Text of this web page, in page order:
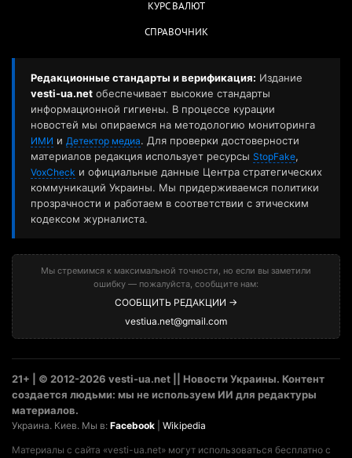
КУРС ВАЛЮТ
СПРАВОЧНИК
Редакционные стандарты и верификация: Издание
vesti-ua.net обеспечивает высокие стандарты
информационной гигиены. В процессе курации
новостей мы опираемся на методологию мониторинга
ИМИ и Детектор медиа. Для проверки достоверности
материалов редакция использует ресурсы StopFake,
VoxCheck и официальные данные Центра стратегических
коммуникаций Украины. Мы придерживаемся политики
прозрачности и работаем в соответствии с этическим
кодексом журналиста.
Мы стремимся к максимальной точности, но если вы заметили
ошибку — пожалуйста, сообщите нам:
СООБЩИТЬ РЕДАКЦИИ →
vestiua.net@gmail.com
21+ | © 2012-2026 vesti-ua.net || Новости Украины. Контент
создается людьми: мы не используем ИИ для редактуры
материалов.
Украина. Киев. Мы в: Facebook Wikipedia
Материалы с сайта «vesti-ua.net» могут использоваться бесплатно с